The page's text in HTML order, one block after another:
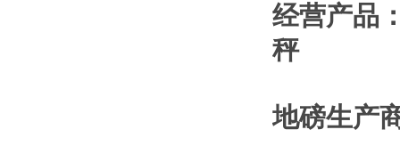
经营产品
秤
地磅生产